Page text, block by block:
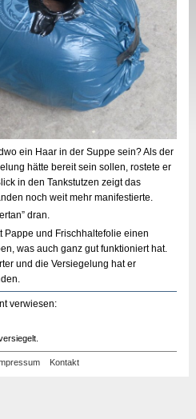
ein Haar in der Suppe sein? Als der
hätte bereit sein sollen, rostete er
in den Tankstutzen zeigt das
noch weit mehr manifestierte.
dran.
Pappe und Frischhaltefolie einen
was auch ganz gut funktioniert hat.
und die Versiegelung hat er
verwiesen:
Kontakt